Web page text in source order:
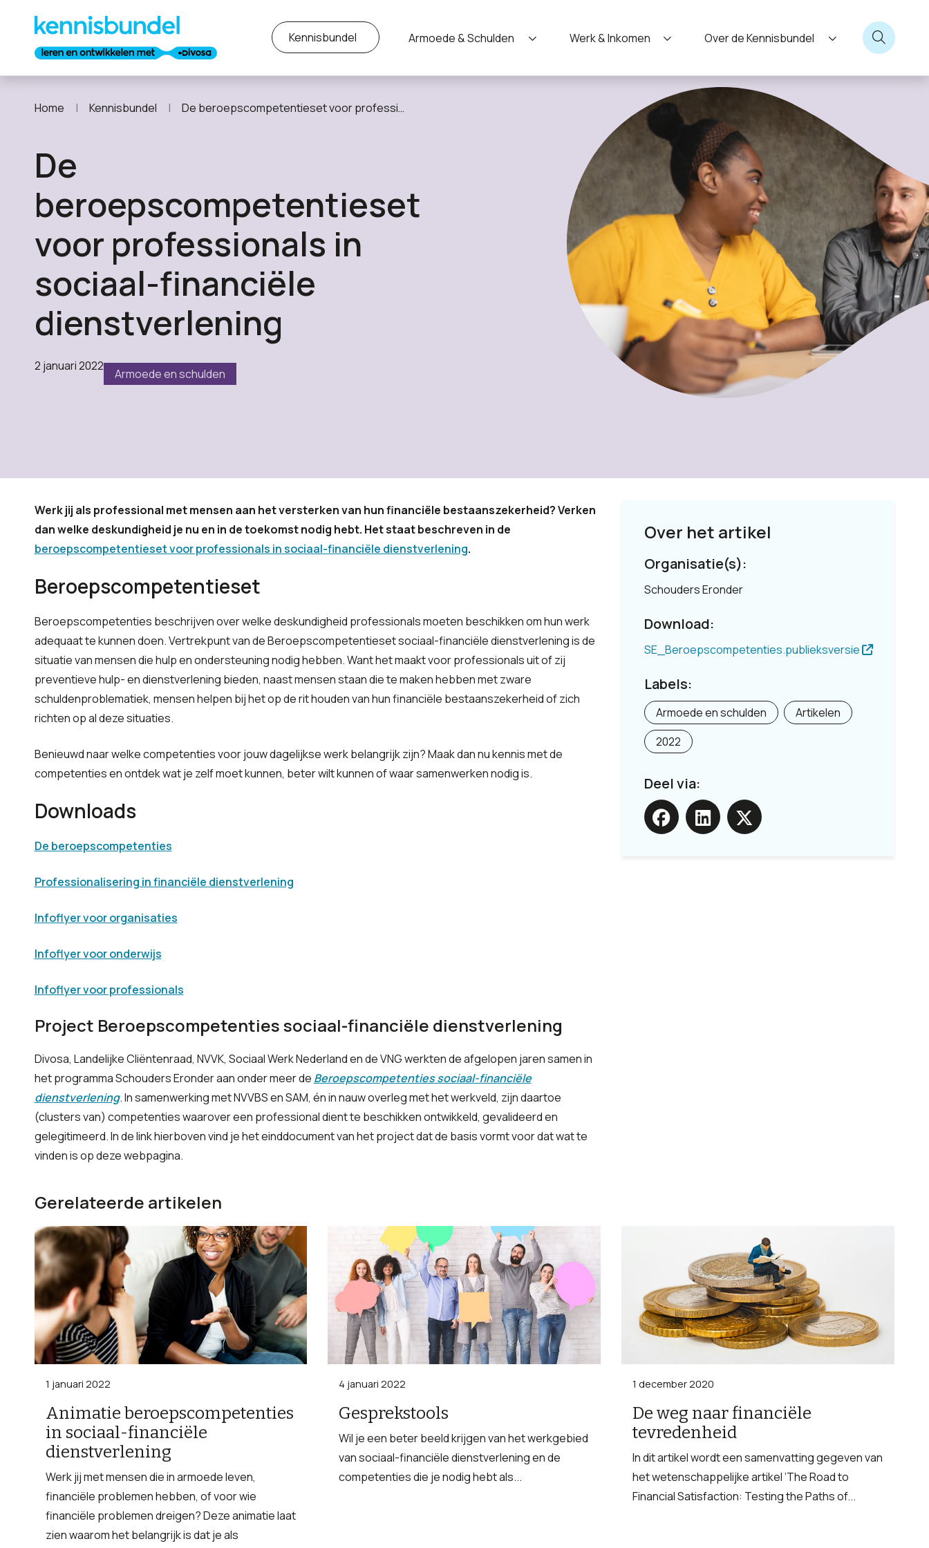
Kennisbundel Armoede & Schulden Werk & Inkomen Over de Kennisbundel
Home Kennisbundel De beroepscompetentieset voor professionals in sociaal-financiële dienstverlening
De
beroepscompetentieset
voor professionals in
sociaal-financiële
dienstverlening
2 januari 2022
Armoede en schulden
Werk jij als professional met mensen aan het versterken van hun financiële bestaanszekerheid? Verken
dan welke deskundigheid je nu en in de toekomst nodig hebt. Het staat beschreven in de
beroepscompetentieset voor professionals in sociaal-financiële dienstverlening.
Beroepscompetentieset
Beroepscompetenties beschrijven over welke deskundigheid professionals moeten beschikken om hun werk
adequaat te kunnen doen. Vertrekpunt van de Beroepscompetentieset sociaal-financiële dienstverlening is de
situatie van mensen die hulp en ondersteuning nodig hebben. Want het maakt voor professionals uit of zij
preventieve hulp- en dienstverlening bieden, naast mensen staan die te maken hebben met zware
schuldenproblematiek, mensen helpen bij het op de rit houden van hun financiële bestaanszekerheid of zich
richten op al deze situaties.
Benieuwd naar welke competenties voor jouw dagelijkse werk belangrijk zijn? Maak dan nu kennis met de
competenties en ontdek wat je zelf moet kunnen, beter wilt kunnen of waar samenwerken nodig is.
Downloads
De beroepscompetenties
Professionalisering in financiële dienstverlening
Infoflyer voor organisaties
Infoflyer voor onderwijs
Infoflyer voor professionals
Project Beroepscompetenties sociaal-financiële dienstverlening
Divosa, Landelijke Cliëntenraad, NVVK, Sociaal Werk Nederland en de VNG werkten de afgelopen jaren samen in
het programma Schouders Eronder aan onder meer de Beroepscompetenties sociaal-financiële
dienstverlening. In samenwerking met NVVBS en SAM, én in nauw overleg met het werkveld, zijn daartoe
(clusters van) competenties waarover een professional dient te beschikken ontwikkeld, gevalideerd en
gelegitimeerd. In de link hierboven vind je het einddocument van het project dat de basis vormt voor dat wat te
vinden is op deze webpagina.
Over het artikel
Organisatie(s):
Schouders Eronder
Download:
SE_Beroepscompetenties.publieksversie
Labels:
Armoede en schulden
Artikelen
2022
Deel via:
Gerelateerde artikelen
Animatie beroepscompetenties
in sociaal-financiële
dienstverlening
1 januari 2022
Werk jij met mensen die in armoede leven,
financiële problemen hebben, of voor wie
financiële problemen dreigen? Deze animatie laat
zien waarom het belangrijk is dat je als
Gesprekstools
4 januari 2022
Wil je een beter beeld krijgen van het werkgebied
van sociaal-financiële dienstverlening en de
competenties die je nodig hebt als...
De weg naar financiële
tevredenheid
1 december 2020
In dit artikel wordt een samenvatting gegeven van
het wetenschappelijke artikel ‘The Road to
Financial Satisfaction: Testing the Paths of...